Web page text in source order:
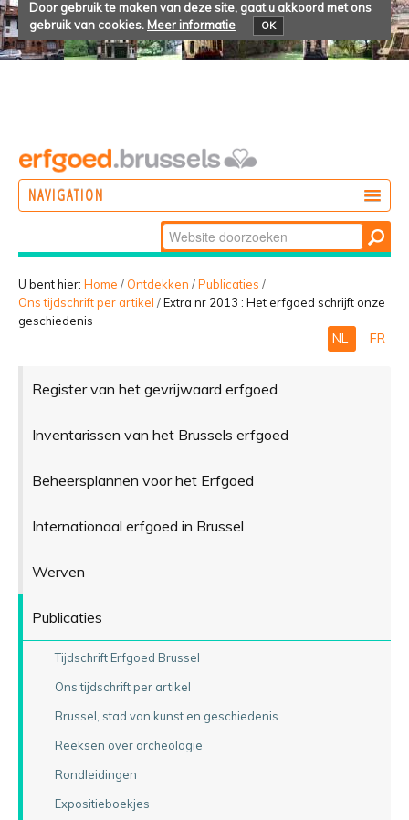
Door gebruik te maken van deze site, gaat u akkoord met ons
gebruik van cookies. Meer informatie OK
NAVIGATION
BELEVEN
Zoek
Geavanceerd
zoeken...
U bent hier: Home / Ontdekken /Publicaties /
Ons tijdschrift per artikel /Extra nr 2013 : Het erfgoed schrijft onze
geschiedenis
NL FR
Register van het gevrijwaard erfgoed
Inventarissen van het Brussels erfgoed
Beheersplannen voor het Erfgoed
Internationaal erfgoed in Brussel
Werven
Publicaties
Tijdschrift Erfgoed Brussel
Ons tijdschrift per artikel
Brussel, stad van kunst en geschiedenis
Reeksen over archeologie
Rondleidingen
Expositieboekjes